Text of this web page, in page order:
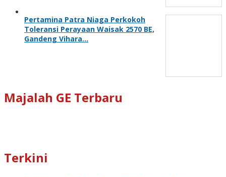
Pertamina Patra Niaga Perkokoh
Toleransi Perayaan Waisak 2570 BE,
Gandeng Vihara…
Majalah GE Terbaru
Terkini